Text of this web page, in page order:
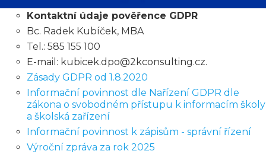
Kontaktní údaje pověřence GDPR
Bc. Radek Kubíček, MBA
Tel.: 585 155 100
E-mail: kubicek.dpo@2kconsulting.cz.
Zásady GDPR od 1.8.2020
Informační povinnost dle Nařízení GDPR dle
zákona o svobodném přístupu k informacím školy
a školská zařízení
Informační povinnost k zápisům - správní řízení
Výroční zpráva za rok 2025